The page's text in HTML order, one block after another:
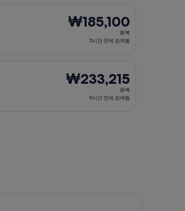
₩185,100
왕
간
전
₩185,100
왕복
11시간 전에 검색됨
₩233,215
왕
₩233,215
왕복
11시간 전에 검색됨